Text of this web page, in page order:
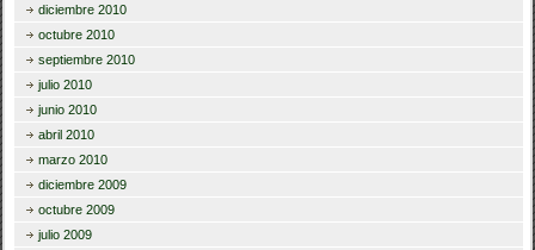
diciembre 2010
octubre 2010
septiembre 2010
julio 2010
junio 2010
abril 2010
marzo 2010
diciembre 2009
octubre 2009
julio 2009